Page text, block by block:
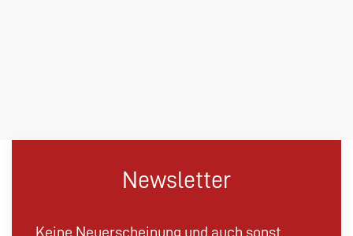
Newsletter
Keine Neuerscheinung und auch sonst